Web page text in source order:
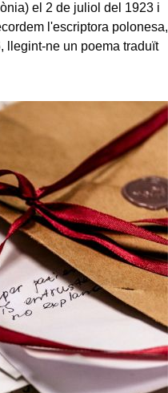
el 2 de juliol del 1923 i
l'escriptora polonesa,
llegint-ne un poema traduït